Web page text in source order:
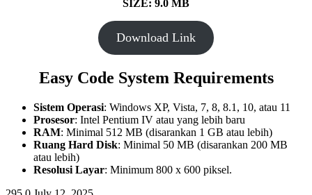
SIZE: 9.0 MB
Download Link
Easy Code System Requirements
Sistem Operasi: Windows XP, Vista, 7, 8, 8.1, 10, atau 11
Prosesor: Intel Pentium IV atau yang lebih baru
RAM: Minimal 512 MB (disarankan 1 GB atau lebih)
Ruang Hard Disk: Minimal 50 MB (disarankan 200 MB
atau lebih)
Resolusi Layar: Minimum 800 x 600 piksel.